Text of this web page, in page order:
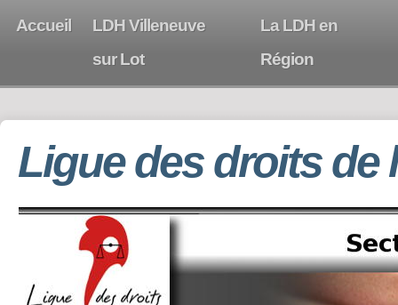
Accueil
LDH Villeneuve
sur Lot
La LDH en
Région
Ligue des droits de